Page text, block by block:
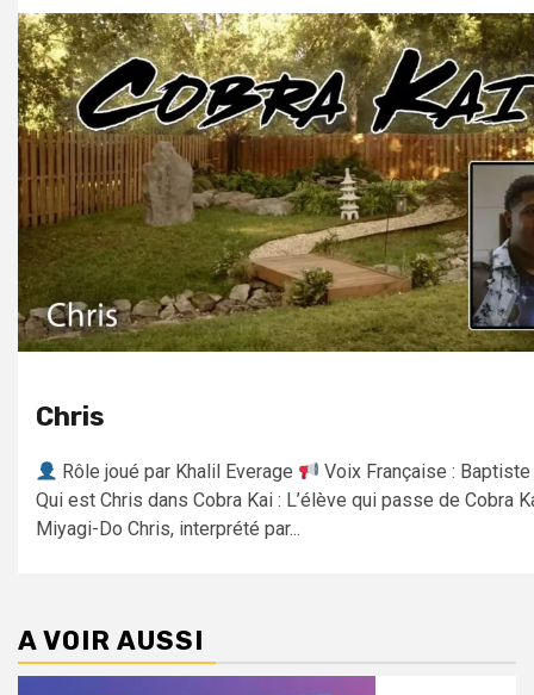
Chris
Rôle joué par Khalil Everage
Voix Française :
Qui est Chris dans Cobra Kai : L’élève qui passe de Cobra
Miyagi-Do Chris, interprété par...
A VOIR AUSSI